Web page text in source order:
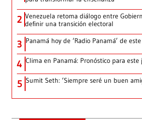
2 Venezuela retoma diálogo entre
definir una transición electoral
3 Panamá hoy de ‘Radio Panamá’ de
4 Clima en Panamá: Pronóstico para este
5 Sumit Seth: ‘Siempre seré un buen